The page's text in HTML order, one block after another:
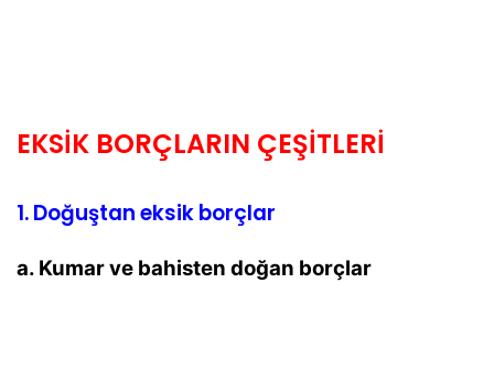
EKSİK BORÇLARIN ÇEŞİTLERİ
1. Doğuştan eksik borçlar
a. Kumar ve bahisten doğan borçlar